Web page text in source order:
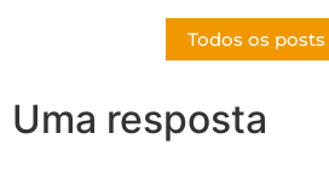
Todos os posts
Uma resposta